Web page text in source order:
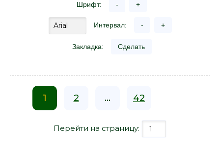
Шрифт: - +
Интервал: - +
Закладка: Сделать
1 2 ... 42
Перейти на страницу: